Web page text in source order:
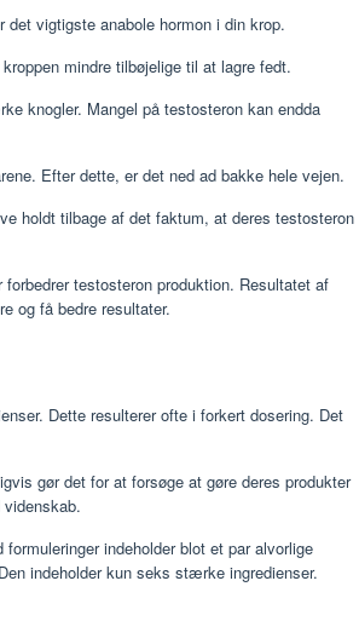
vigtigste anabole hormon i din krop.
mindre tilbøjelige til at lagre fedt.
knogler. Mangel på testosteron kan endda
Efter dette, er det ned ad bakke hele vejen.
holdt tilbage af det faktum, at deres testosteron
testosteron produktion. Resultatet af
og få bedre resultater.
Dette resulterer ofte i forkert dosering. Det
gør det for at forsøge at gøre deres produkter
indeholder blot et par alvorlige
indeholder kun seks stærke ingredienser.